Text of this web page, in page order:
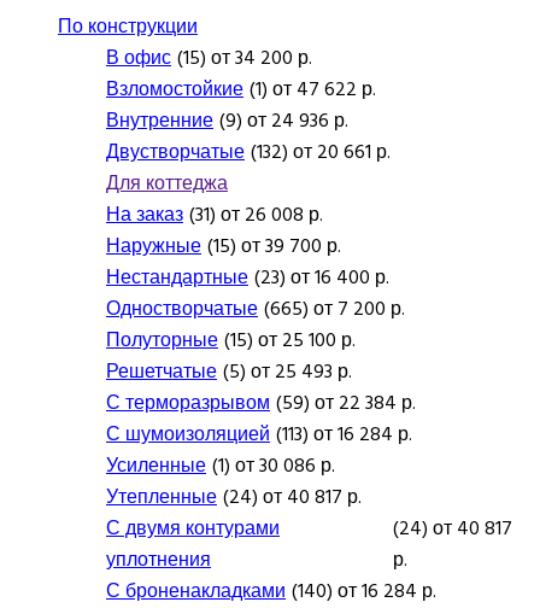
По конструкции
В офис(15) от 34 200 р.
Взломостойкие(1) от 47 622 р.
Внутренние(9) от 24 936 р.
Двустворчатые(132) от 20 661 р.
Для коттеджа
На заказ(31) от 26 008 р.
Наружные(15) от 39 700 р.
Нестандартные(23) от 16 400 р.
Одностворчатые(665) от 7 200 р.
Полуторные(15) от 25 100 р.
Решетчатые(5) от 25 493 р.
С терморазрывом(59) от 22 384 р.
С шумоизоляцией(113) от 16 284 р.
Усиленные(1) от 30 086 р.
Утепленные(24) от 40 817 р.
С двумя контурами
уплотнения
(24) от 40 817
р.
С броненакладками(140) от 16 284 р.